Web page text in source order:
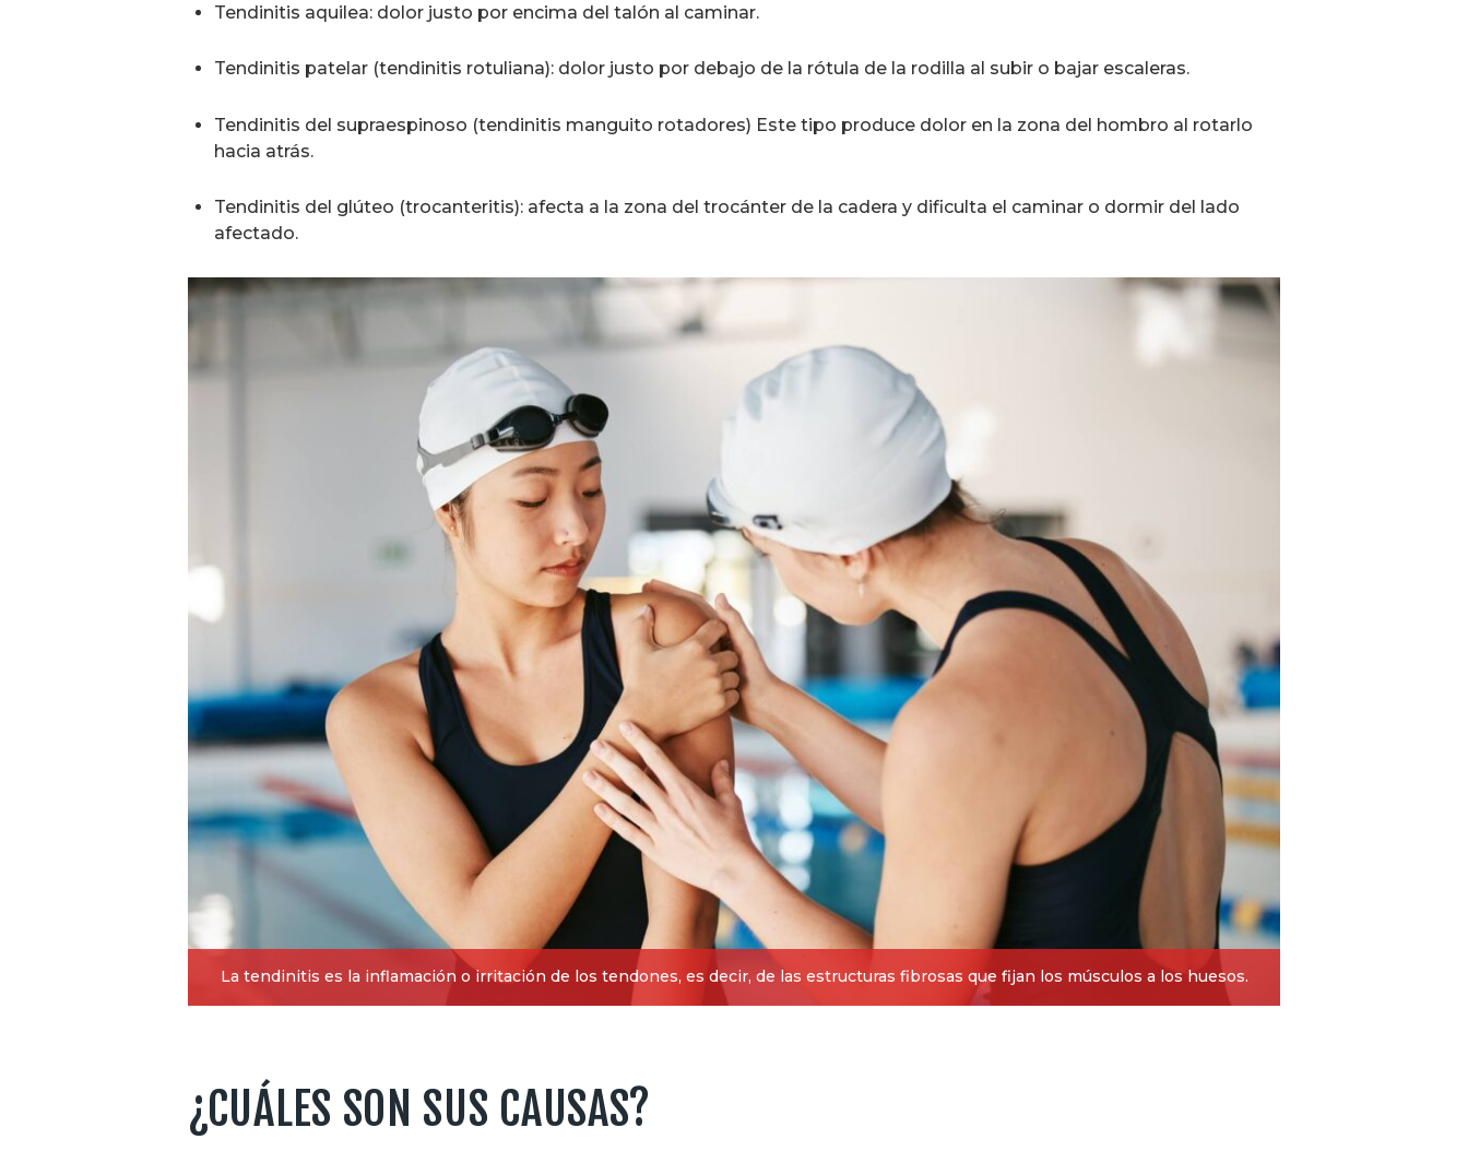
Tendinitis aquilea: dolor justo por encima del talón al caminar.
Tendinitis patelar (tendinitis rotuliana): dolor justo por debajo de la rótula de la rodilla al subir o bajar escaleras.
Tendinitis del supraespinoso (tendinitis manguito rotadores) Este tipo produce dolor en la zona del hombro al rotarlo
hacia atrás.
Tendinitis del glúteo (trocanteritis): afecta a la zona del trocánter de la cadera y dificulta el caminar o dormir del lado
afectado.
La tendinitis es la inflamación o irritación de los tendones, es decir, de las estructuras fibrosas que fijan los músculos a los huesos.
¿CUÁLES SON SUS CAUSAS?